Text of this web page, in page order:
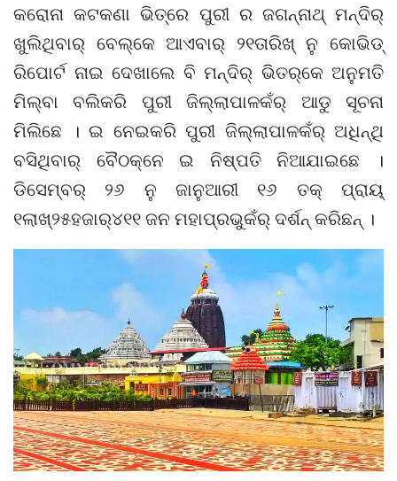
କରୋନା କଟକଣା ଭିତ୍‌ରେ ପୁରୀ ର ଜଗନ୍ନାଥ୍ ମନ୍ଦିର୍
ଖୁଲିଥିବାର୍ ବେଲ୍‌କେ ଆଏବାର୍ ୨୧ତାରିଖ୍ ନୁ କୋଭିଡ୍
ରିପୋର୍ଟ ନାଇ ଦେଖାଲେ ବି ମନ୍ଦିର୍ ଭିତର୍‌କେ ଅନୁମତି
ମିଲ୍‌ବା ବଲିକରି ପୁରୀ ଜିଲ୍ଲାପାଳକଁର୍ ଆଡୁ ସୂଚନା
ମିଲିଛେ । ଇ ନେଇକରି ପୁରୀ ଜିଲ୍ଲାପାଳକଁର୍ ଅଧିନ୍‌ଥି
ବସିଥିବାର୍ ବୈଠକ୍‌ନେ ଇ ନିଷ୍ପତି ନିଆଯାଇଛେ ।
ଡିସେମ୍ବର୍ ୨୬ ନୁ ଜାନୁଆରୀ ୧୬ ତକ୍ ପ୍ରାୟ୍
୧ଲାଖ୍‌୨୫ହଜାର୍‌୪୧୧ ଜନ ମହାପ୍ରଭୁକଁର୍ ଦର୍ଶନ୍ କରିଛନ୍ ।